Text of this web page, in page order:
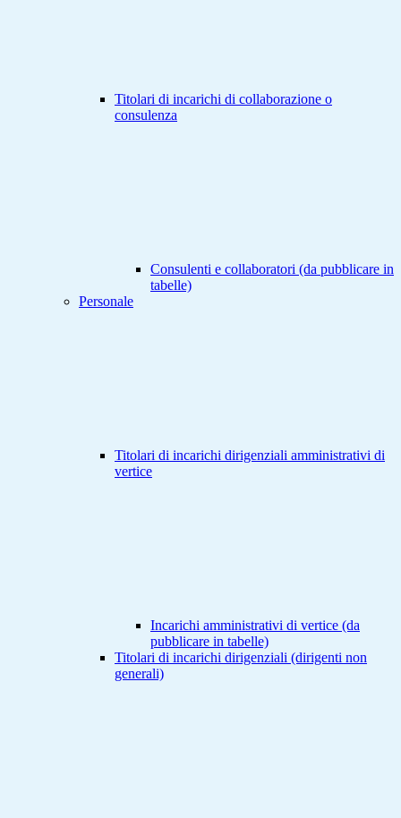
Titolari di incarichi di collaborazione o
consulenza
Consulenti e collaboratori (da pubblicare in
tabelle)
Personale
Titolari di incarichi dirigenziali amministrativi di
vertice
Incarichi amministrativi di vertice (da
pubblicare in tabelle)
Titolari di incarichi dirigenziali (dirigenti non
generali)